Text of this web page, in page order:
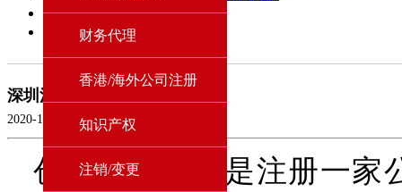
财务代理
香港/海外公司注册
知识产权
注销/变更
合作动态
行业资讯
深圳注册公司如何少走弯路？
2020-11-27
创业第一步就是注册一家